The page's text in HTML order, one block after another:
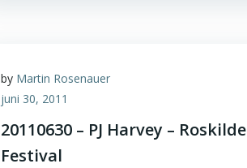
by Martin Rosenauer
juni 30, 2011
20110630 – PJ Harvey – Roskilde
Festival